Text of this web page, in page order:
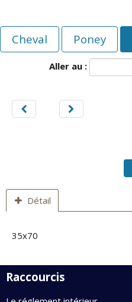
Cheval Poney
Aller au :
Détail
35x70
Raccourcis